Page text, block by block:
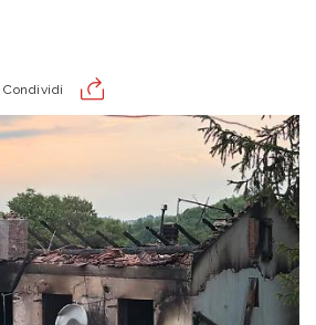
Condividi